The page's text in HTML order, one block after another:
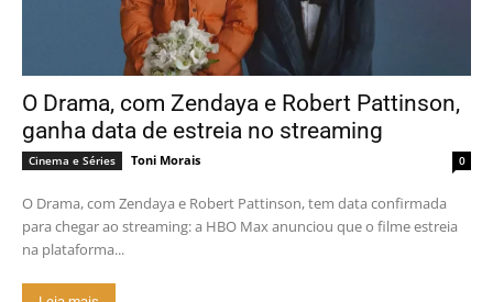
O Drama, com Zendaya e Robert Pattinson,
ganha data de estreia no streaming
Cinema e Séries Toni Morais 0
O Drama, com Zendaya e Robert Pattinson, tem data confirmada
para chegar ao streaming: a HBO Max anunciou que o filme estreia
na plataforma...